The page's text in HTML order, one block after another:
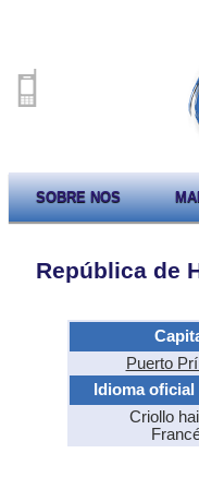
SOBRE NOS
República de
Puerto
Idioma
Criollo